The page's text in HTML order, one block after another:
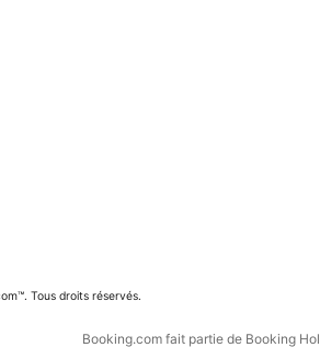
Tous droits réservés.
Booking.com fait partie de Booking